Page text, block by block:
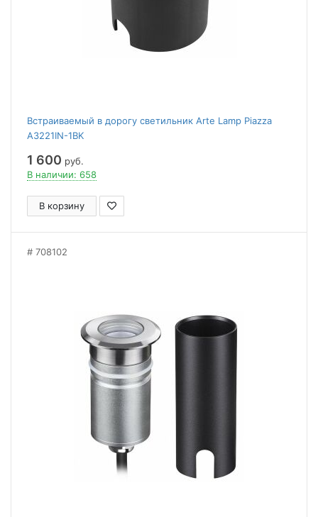
Встраиваемый в дорогу светильник Arte Lamp Piazza
A3221IN-1BK
1 600 руб.
В наличии: 658
В корзину
708102